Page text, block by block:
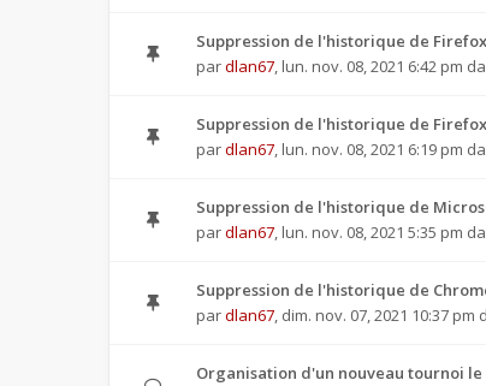
Suppression de l'historique de
pardlan67, lun. nov. 08, 2021 6:42 pm
Suppression de l'historique de
pardlan67, lun. nov. 08, 2021 6:19 pm
Suppression de l'historique de
pardlan67, lun. nov. 08, 2021 5:35 pm
Suppression de l'historique de
pardlan67, dim. nov. 07, 2021 10:37 pm
Organisation d'un nouveau tournoi le